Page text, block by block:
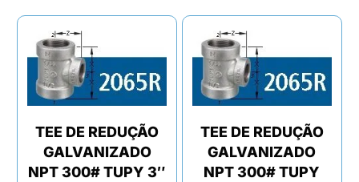
TEE DE REDUÇÃO
GALVANIZADO
NPT 300# TUPY 3″
TEE DE REDUÇÃO
GALVANIZADO
NPT 300# TUPY